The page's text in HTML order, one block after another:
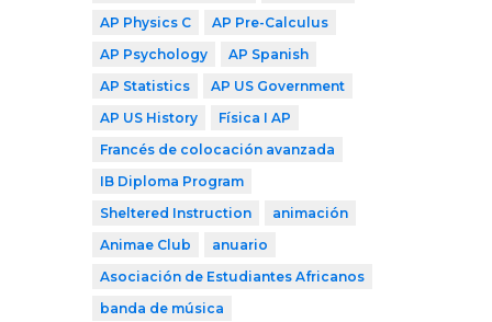
AP Physics C
AP Pre-Calculus
AP Psychology
AP Spanish
AP Statistics
AP US Government
AP US History
Física I AP
Francés de colocación avanzada
IB Diploma Program
Sheltered Instruction
animación
Animae Club
anuario
Asociación de Estudiantes Africanos
banda de música